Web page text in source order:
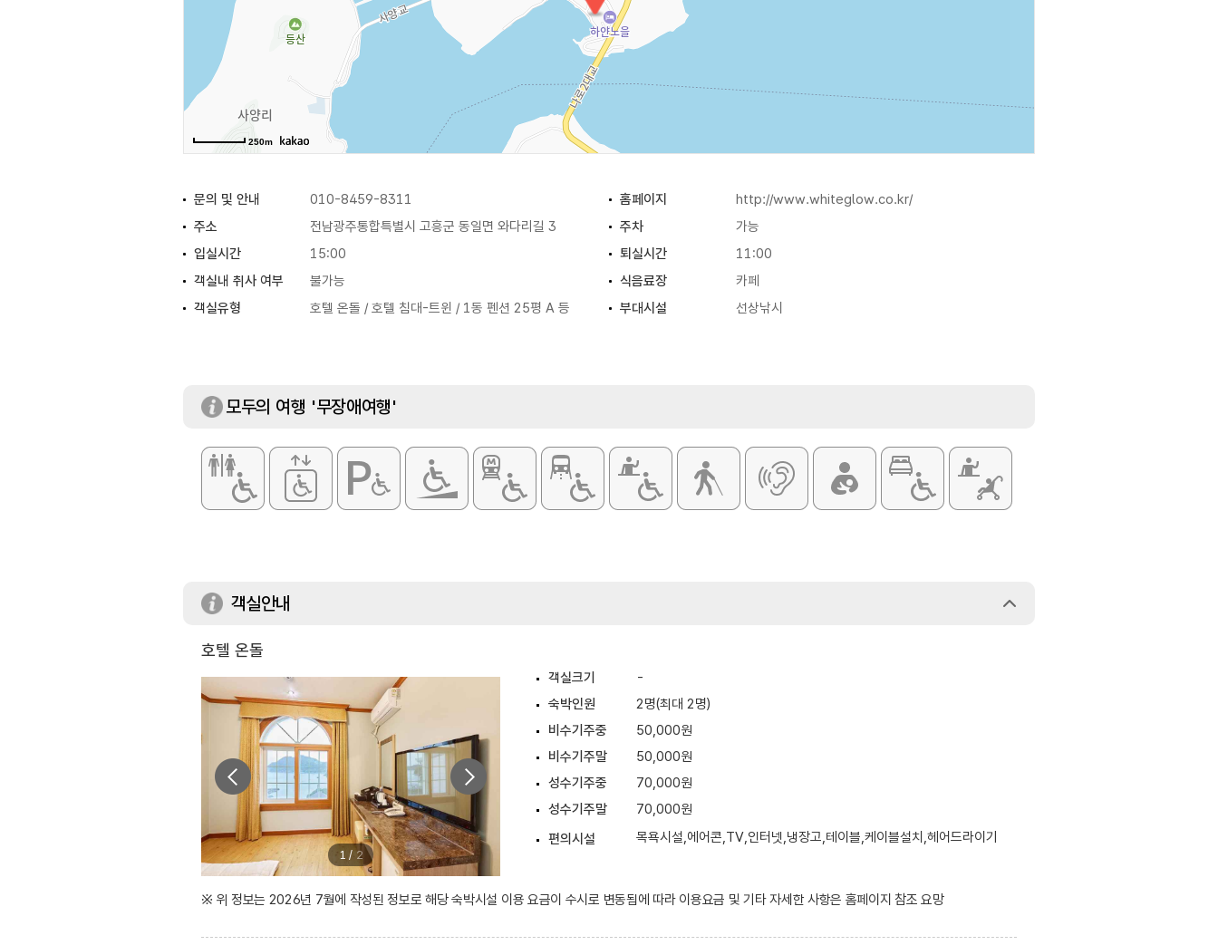
250m
문의 및 안내 010-8459-8311 홈페이지
http://www.whiteglow.co.kr/
주소
전남광주통합특별시 고흥군 동일면 와다리길 3 주차
가능
입실시간
15:00 퇴실시간
11:00
객실내 취사 여부
불가능 식음료장
카페
객실유형
호텔 온돌 / 호텔 침대-트윈 / 1동 펜션 25평 A 등 부대시설 선상낚시
모두의 여행 '무장애여행'
객실안내
호텔 온돌
1 / 2
객실크기
-
숙박인원
2명(최대 2명)
비수기주중
50,000원
비수기주말
50,000원
성수기주중
70,000원
성수기주말
70,000원
편의시설
목욕시설,에어콘,TV,인터넷,냉장고,테이블,케이블설치,헤어드라이기
※ 위 정보는 2026년 7월에 작성된 정보로 해당 숙박시설 이용 요금이 수시로 변동됨에 따라 이용요금 및 기타 자세한 사항은 홈페이지 참조 요망